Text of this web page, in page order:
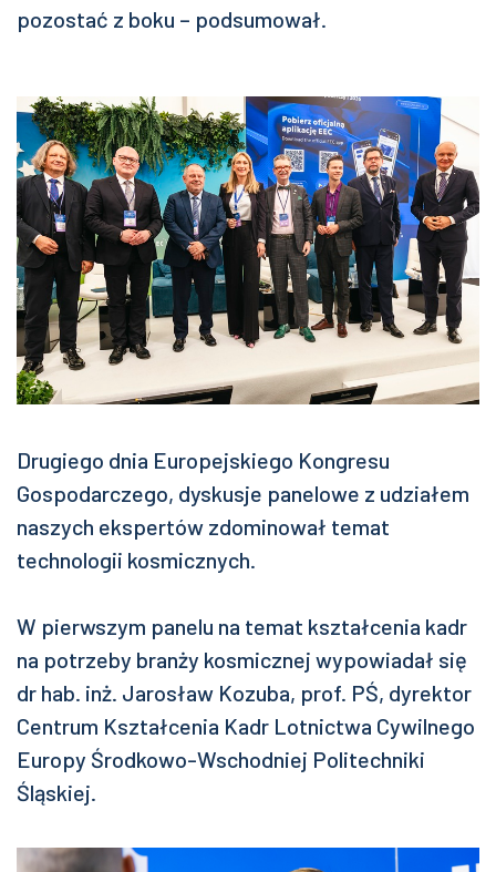
pozostać z boku – podsumował.
Drugiego dnia Europejskiego Kongresu
Gospodarczego, dyskusje panelowe z udziałem
naszych ekspertów zdominował temat
technologii kosmicznych.
W pierwszym panelu na temat kształcenia kadr
na potrzeby branży kosmicznej wypowiadał się
dr hab. inż. Jarosław Kozuba, prof. PŚ, dyrektor
Centrum Kształcenia Kadr Lotnictwa Cywilnego
Europy Środkowo-Wschodniej Politechniki
Śląskiej.